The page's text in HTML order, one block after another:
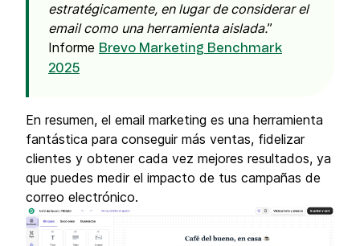
estratégicamente, en lugar de considerar el
email como una herramienta aislada.
Informe Brevo Marketing Benchmark
2025
En resumen, el email marketing es una herramienta
fantástica para conseguir más ventas, fidelizar
clientes y obtener cada vez mejores resultados, ya
que puedes medir el impacto de tus campañas de
correo electrónico.